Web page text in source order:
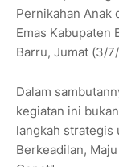
Pernikahan Anak
Emas Kabupaten
Barru, Jumat (3/
Dalam
kegiatan ini
langkah strategis
Berkeadilan,